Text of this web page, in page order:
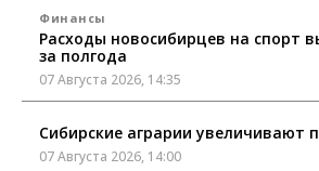
Финансы
Расходы новосибирцев на спорт
за полгода
07 Августа 2026, 14:35
Сибирские аграрии увеличивают
07 Августа 2026, 14:00